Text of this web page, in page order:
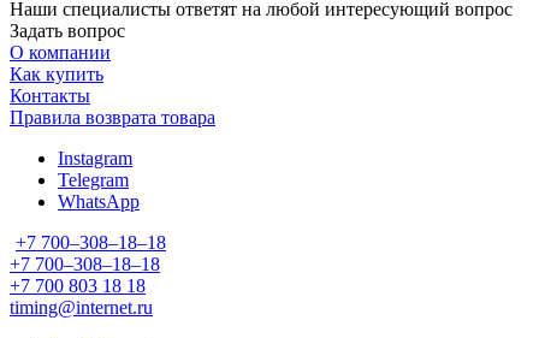
Наши специалисты ответят на любой интересующий вопрос
Задать вопрос
О компании
Как купить
Контакты
Правила возврата товара
Instagram
Telegram
WhatsApp
+7 700‒308‒18‒18
+7 700‒308‒18‒18
+7 700 803 18 18
timing@internet.ru